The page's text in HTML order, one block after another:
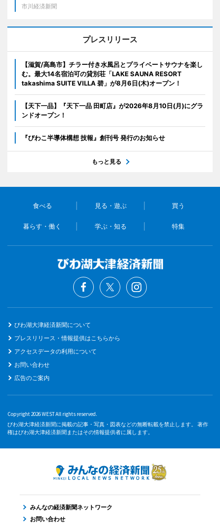
市川経済新聞
プレスリリース
【滋賀/高島市】チラー付き水風呂とプライベートサウナを楽し
む。最大14名宿泊可の貸別荘「LAKE SAUNA RESORT
takashima SUITE VILLA 碧」が8月6日(木)オープン！
【天下一品】『天下一品 田町店』が2026年8月10日(月)にグラ
ンドオープン！
『びわこ半導体構想 技報』創刊号 発行のお知らせ
もっと見る
食べる 見る・遊ぶ 買う
暮らす・働く 学ぶ・知る 特集
びわ湖大津経済新聞について
プレスリリース・情報提供はこちらから
アクセスデータの利用について
お問い合わせ
広告のご案内
Copyright 2026 WEST All rights reserved.
びわ湖大津経済新聞に掲載の記事・写真・図表などの無断転載を禁止します。 著作
権はびわ湖大津経済新聞またはその情報提供者に属します。
みんなの経済新聞ネットワーク
お問い合わせ